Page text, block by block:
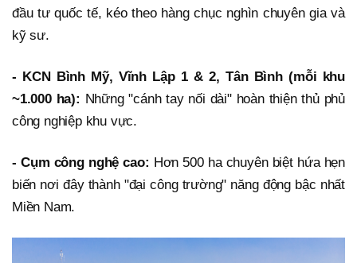
đầu tư quốc tế, kéo theo hàng chục nghìn chuyên gia và
kỹ sư.
- KCN Bình Mỹ, Vĩnh Lập 1 & 2, Tân Bình (mỗi khu
~1.000 ha): Những "cánh tay nối dài" hoàn thiện thủ phủ
công nghiệp khu vực.
- Cụm công nghệ cao: Hơn 500 ha chuyên biệt hứa hẹn
biến nơi đây thành "đại công trường" năng động bậc nhất
Miền Nam.